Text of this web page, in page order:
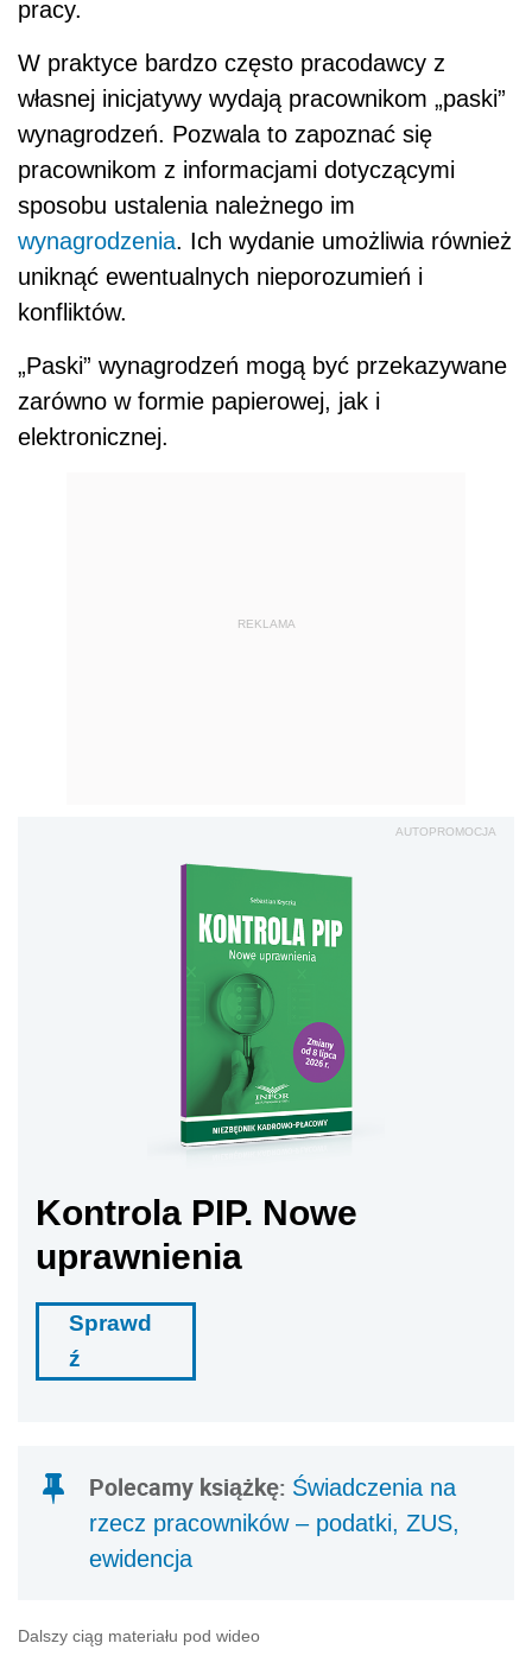
pracy.
W praktyce bardzo często pracodawcy z
własnej inicjatywy wydają pracownikom „paski”
wynagrodzeń. Pozwala to zapoznać się
pracownikom z informacjami dotyczącymi
sposobu ustalenia należnego im
wynagrodzenia. Ich wydanie umożliwia również
uniknąć ewentualnych nieporozumień i
konfliktów.
„Paski” wynagrodzeń mogą być przekazywane
zarówno w formie papierowej, jak i
elektronicznej.
REKLAMA
AUTOPROMOCJA
Kontrola PIP. Nowe
uprawnienia
Sprawd
ź
Polecamy książkę: Świadczenia na
rzecz pracowników – podatki, ZUS,
ewidencja
Dalszy ciąg materiału pod wideo